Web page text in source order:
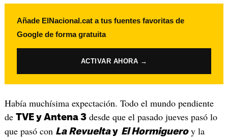
Añade ElNacional.cat a tus fuentes favoritas de
Google de forma gratuita
ACTIVAR AHORA →
Había muchísima expectación. Todo el mundo pendiente
de TVE y Antena 3desde que el pasado jueves pasó lo
que pasó con La Revueltay El Hormigueroy la